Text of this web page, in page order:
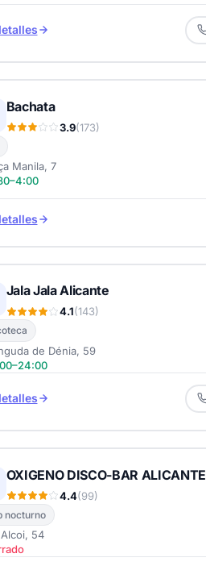
Bachata
3.9(173)
Manila, 7
Jala Jala Alicante
4.1(143)
de Dénia, 59
OXIGENO DISCO-BAR ALICANTE
4.4(99)
nocturno
Alcoi, 54